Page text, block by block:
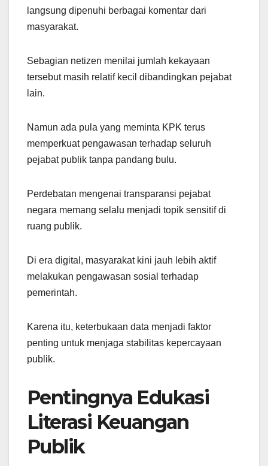
langsung dipenuhi berbagai komentar dari
masyarakat.
Sebagian netizen menilai jumlah kekayaan
tersebut masih relatif kecil dibandingkan pejabat
lain.
Namun ada pula yang meminta KPK terus
memperkuat pengawasan terhadap seluruh
pejabat publik tanpa pandang bulu.
Perdebatan mengenai transparansi pejabat
negara memang selalu menjadi topik sensitif di
ruang publik.
Di era digital, masyarakat kini jauh lebih aktif
melakukan pengawasan sosial terhadap
pemerintah.
Karena itu, keterbukaan data menjadi faktor
penting untuk menjaga stabilitas kepercayaan
publik.
Pentingnya Edukasi
Literasi Keuangan
Publik